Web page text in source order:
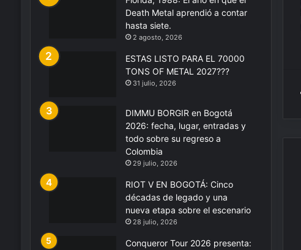
Death Metal aprendió a contar
hasta siete.
2 agosto, 2026
ESTAS LISTO PARA EL 70000
TONS OF METAL 2027???
31 julio, 2026
DIMMU BORGIR en Bogotá
2026: fecha, lugar, entradas y
todo sobre su regreso a
Colombia
29 julio, 2026
RIOT V EN BOGOTÁ: Cinco
décadas de legado y una
nueva etapa sobre el escenario
28 julio, 2026
Conqueror Tour 2026 presenta: